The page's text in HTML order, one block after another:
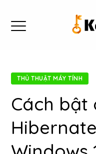
THỦ THUẬT MÁY TÍNH
Cách bật